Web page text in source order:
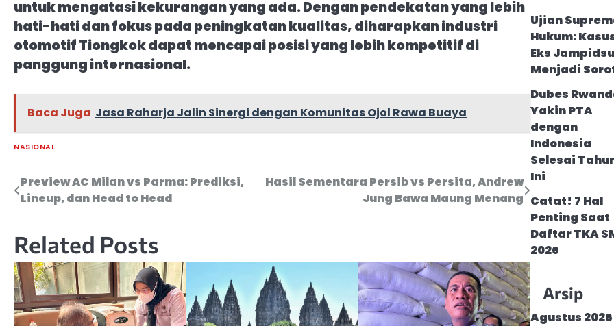
untuk mengatasi kekurangan yang ada. Dengan pendekatan yang lebih
hati-hati dan fokus pada peningkatan kualitas, diharapkan industri
otomotif Tiongkok dapat mencapai posisi yang lebih kompetitif di
panggung internasional.
Baca Juga Jasa Raharja Jalin Sinergi dengan Komunitas Ojol Rawa Buaya
NASIONAL
Navigasi
Preview AC Milan vs Parma: Prediksi,
Lineup, dan Head to Head
Hasil Sementara Persib vs Persita, Andrew
Jung Bawa Maung Menang
Related Posts
Ujian
Hukum:
Eks
Menjadi
Dubes
Yakin PTA
dengan
Indonesia
Selesai
Ini
Catat! 7 Hal
Penting Saat
Daftar TKA
2026
Arsip
Agustus 2026